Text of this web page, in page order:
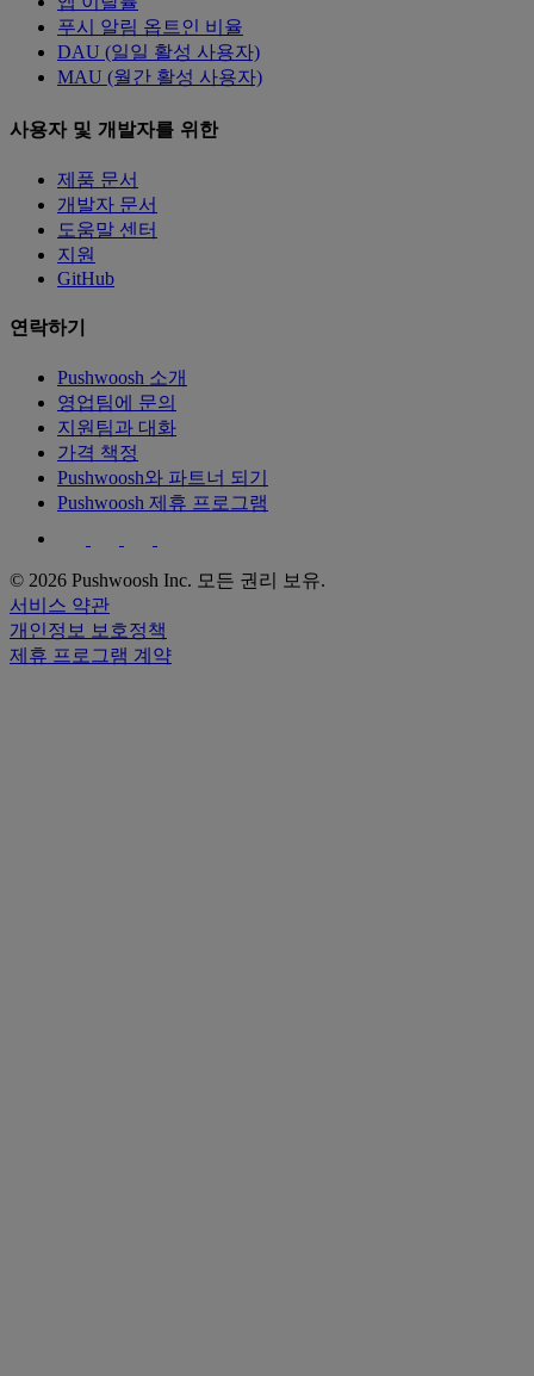
푸시 알림 옵트인 비율
DAU (일일 활성 사용자)
MAU (월간 활성 사용자)
사용자 및 개발자를 위한
제품 문서
개발자 문서
도움말 센터
지원
GitHub
연락하기
Pushwoosh 소개
영업팀에 문의
지원팀과 대화
가격 책정
Pushwoosh와 파트너 되기
Pushwoosh 제휴 프로그램
© 2026 Pushwoosh Inc. 모든 권리 보유.
서비스 약관
개인정보 보호정책
제휴 프로그램 계약